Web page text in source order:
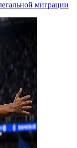
миграции